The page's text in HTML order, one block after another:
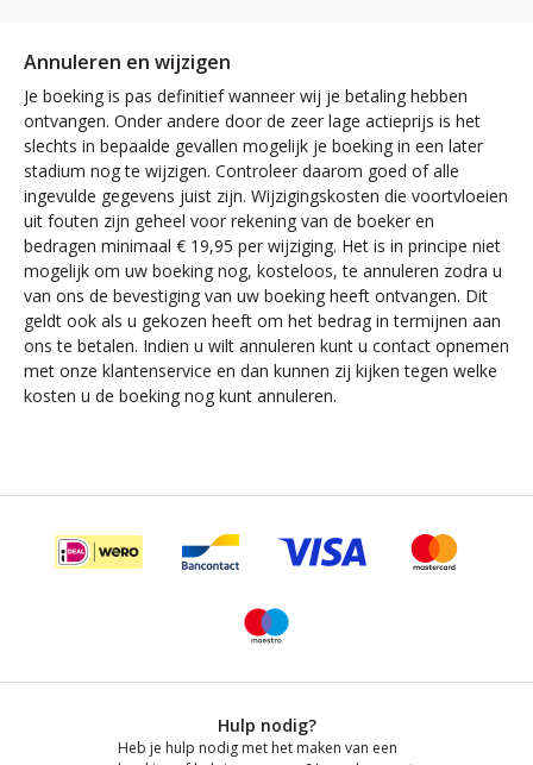
Annuleren en wijzigen
Je boeking is pas definitief wanneer wij je betaling hebben
ontvangen. Onder andere door de zeer lage actieprijs is het
slechts in bepaalde gevallen mogelijk je boeking in een later
stadium nog te wijzigen. Controleer daarom goed of alle
ingevulde gegevens juist zijn. Wijzigingskosten die voortvloeien
uit fouten zijn geheel voor rekening van de boeker en
bedragen minimaal € 19,95 per wijziging. Het is in principe niet
mogelijk om uw boeking nog, kosteloos, te annuleren zodra u
van ons de bevestiging van uw boeking heeft ontvangen. Dit
geldt ook als u gekozen heeft om het bedrag in termijnen aan
ons te betalen. Indien u wilt annuleren kunt u contact opnemen
met onze klantenservice en dan kunnen zij kijken tegen welke
kosten u de boeking nog kunt annuleren.
Hulp nodig?
Heb je hulp nodig met het maken van een